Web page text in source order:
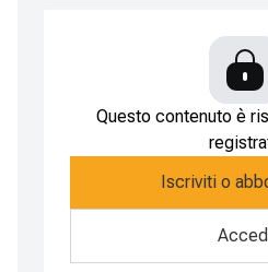
Questo contenuto è
Iscriviti o